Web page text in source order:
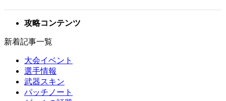
攻略コンテンツ
新着記事一覧
大会イベント
選手情報
武器スキン
パッチノート